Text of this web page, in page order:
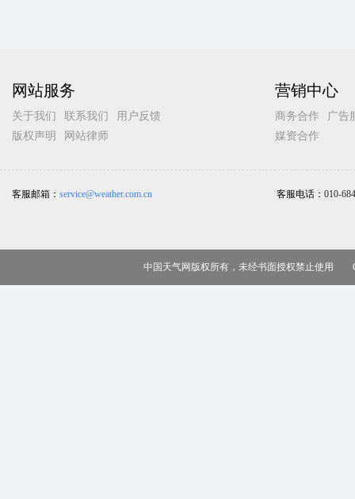
网站服务
关于我们 联系我们
用户反馈
版权声明
网站律师
营销中心
商务合作
广告
媒资合作
客服邮箱： service@weather.com.cn 客服电话： 010-
中国天气网版权所有，未经书面授权禁止使用